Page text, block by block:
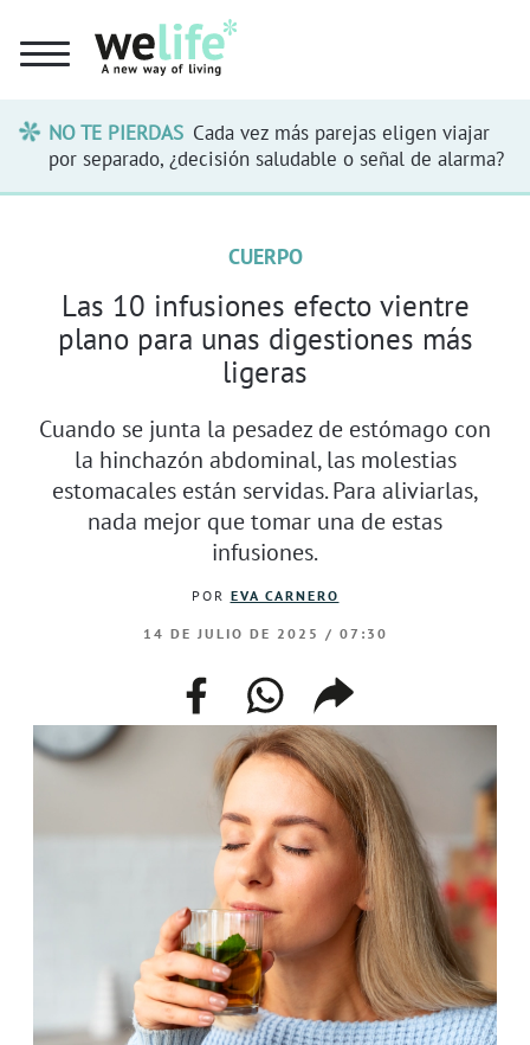
NO TE PIERDAS Cada vez más parejas eligen viajar
por separado, ¿decisión saludable o señal de alarma?
CUERPO
Las 10 infusiones efecto vientre
plano para unas digestiones más
ligeras
Cuando se junta la pesadez de estómago con
la hinchazón abdominal, las molestias
estomacales están servidas. Para aliviarlas,
nada mejor que tomar una de estas
infusiones.
POR EVA CARNERO
14 DE JULIO DE 2025 / 07:30
facebookwhatsappcompartir
enlace